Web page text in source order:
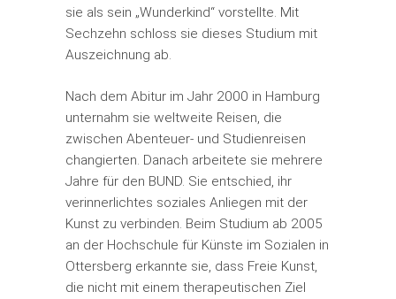
sie als sein „Wunderkind“ vorstellte. Mit
Sechzehn schloss sie dieses Studium mit
Auszeichnung ab.
Nach dem Abitur im Jahr 2000 in Hamburg
unternahm sie weltweite Reisen, die
zwischen Abenteuer- und Studienreisen
changierten. Danach arbeitete sie mehrere
Jahre für den BUND. Sie entschied, ihr
verinnerlichtes soziales Anliegen mit der
Kunst zu verbinden. Beim Studium ab 2005
an der Hochschule für Künste im Sozialen in
Ottersberg erkannte sie, dass Freie Kunst,
die nicht mit einem therapeutischen Ziel